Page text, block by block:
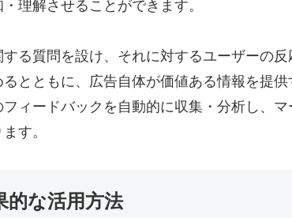
理解させることができます。
る質問を設け、それに対するユーザーの反
とともに、広告自体が価値ある情報を提
ィードバックを自動的に収集・分析し、
す。
的な活用方法